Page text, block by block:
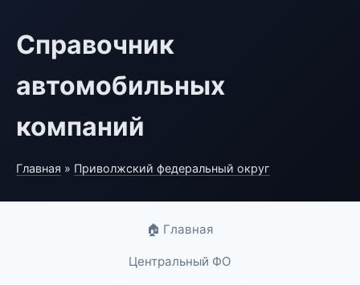
Справочник
автомобильных
компаний
Главная » Приволжский федеральный округ
🏠 Главная
Центральный ФО